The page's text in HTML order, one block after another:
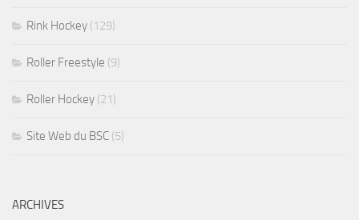
Rink Hockey (129)
Roller Freestyle (9)
Roller Hockey (21)
Site Web du BSC (5)
ARCHIVES